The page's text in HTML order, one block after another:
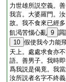
力世雄所説空義。
我言。大婆羅門。
故。我不食來已經
飢渇苦惱心亂 9 讇
10 假使我今力能
天上。處處求食亦
語。善男子。我時
爲我説是偈竟。我
汝所説者名字不終